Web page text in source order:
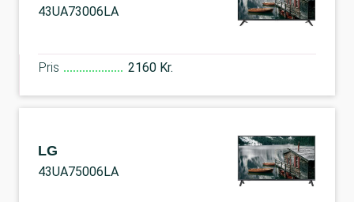
43UA73006LA
Pris 2160 Kr.
LG
43UA75006LA